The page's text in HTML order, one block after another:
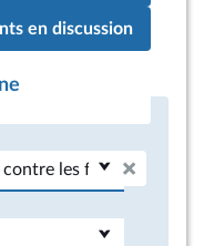
en discussion